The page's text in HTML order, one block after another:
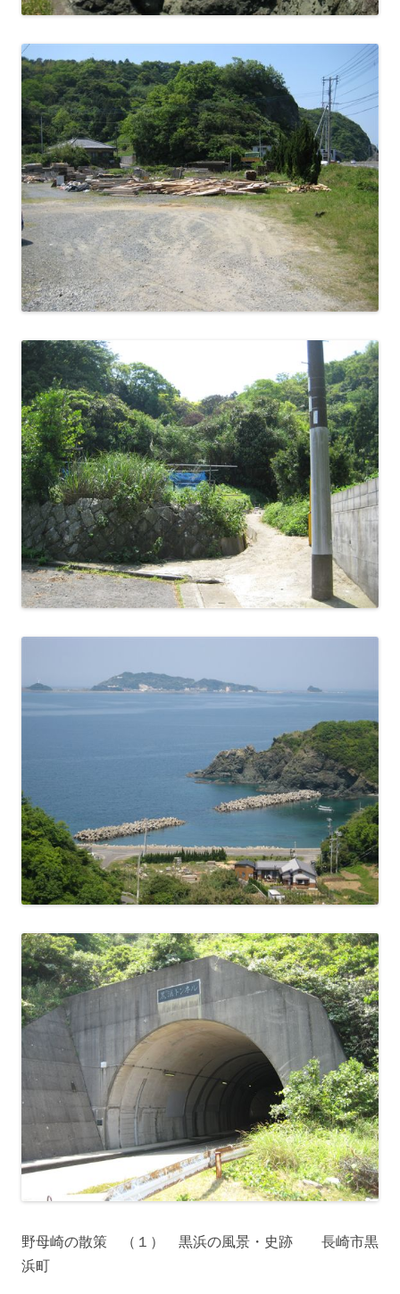
野母崎の散策 （１） 黒浜の風景・史跡 長崎市黒
浜町